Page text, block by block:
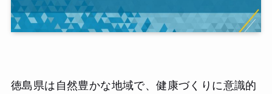
徳島県は自然豊かな地域で、健康づくりに意識的